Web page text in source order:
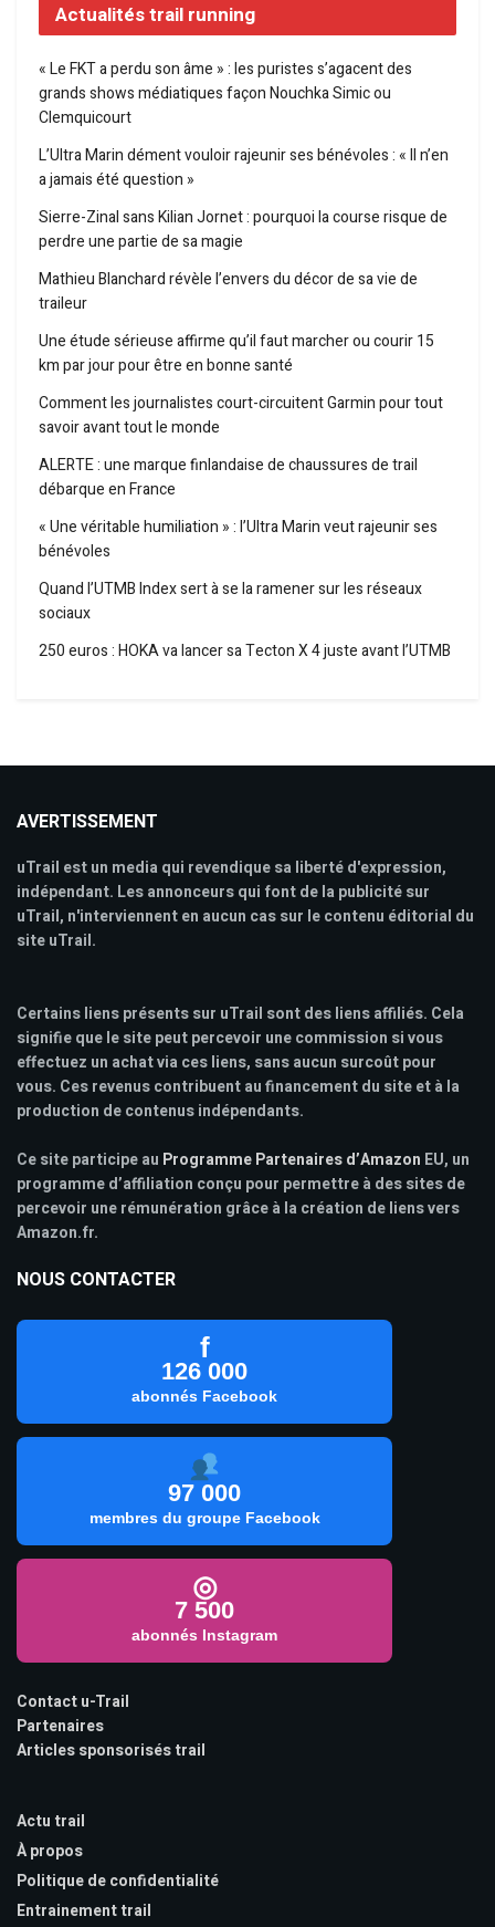
Actualités trail running
« Le FKT a perdu son âme » : les puristes s’agacent des
grands shows médiatiques façon Nouchka Simic ou
Clemquicourt
L’Ultra Marin dément vouloir rajeunir ses bénévoles : « Il n’en
a jamais été question »
Sierre-Zinal sans Kilian Jornet : pourquoi la course risque de
perdre une partie de sa magie
Mathieu Blanchard révèle l’envers du décor de sa vie de
traileur
Une étude sérieuse affirme qu’il faut marcher ou courir 15
km par jour pour être en bonne santé
Comment les journalistes court-circuitent Garmin pour tout
savoir avant tout le monde
ALERTE : une marque finlandaise de chaussures de trail
débarque en France
« Une véritable humiliation » : l’Ultra Marin veut rajeunir ses
bénévoles
Quand l’UTMB Index sert à se la ramener sur les réseaux
sociaux
250 euros : HOKA va lancer sa Tecton X 4 juste avant l’UTMB
AVERTISSEMENT
uTrail est un media qui revendique sa liberté d'expression,
indépendant. Les annonceurs qui font de la publicité sur
uTrail, n'interviennent en aucun cas sur le contenu éditorial du
site uTrail.
Certains liens présents sur uTrail sont des liens affiliés. Cela
signifie que le site peut percevoir une commission si vous
effectuez un achat via ces liens, sans aucun surcoût pour
vous. Ces revenus contribuent au financement du site et à la
production de contenus indépendants.
Ce site participe au Programme Partenaires d’Amazon EU, un
programme d’affiliation conçu pour permettre à des sites de
percevoir une rémunération grâce à la création de liens vers
Amazon.fr.
NOUS CONTACTER
f
126 000
abonnés Facebook
97 000
membres du groupe Facebook
◎
7 500
abonnés Instagram
Contact u-Trail
Partenaires
Articles sponsorisés trail
Actu trail
À propos
Politique de confidentialité
Entrainement trail